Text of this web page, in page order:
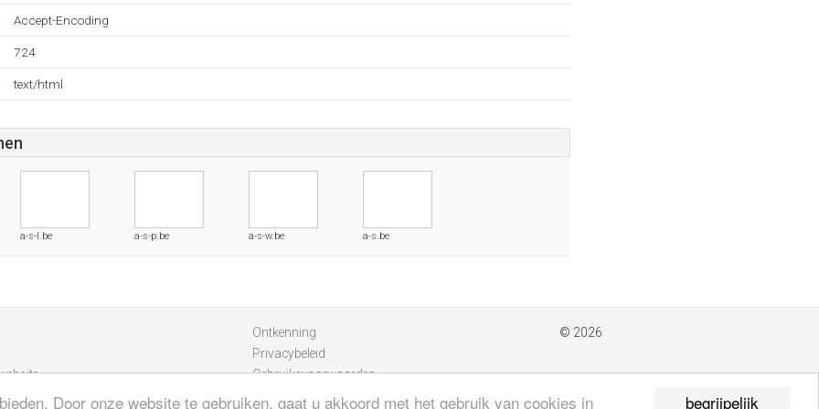
begrijpelijk
Door onze website te gebruiken, gaat u akkoord met het gebruik van cookies in
Accept-Encoding
724
text/html
a-s-l.be a-s-p.be a-s-w.be a-s.be
Ontkenning
Privacybeleid
Gebruiksvoorwaarden
© 2026